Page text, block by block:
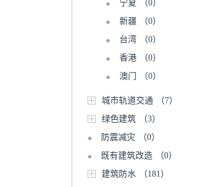
宁夏
（0）
新疆
（0）
台湾
（0）
香港
（0）
澳门
（0）
城市轨道交通
（7）
绿色建筑
（3）
防震减灾
（0）
既有建筑改造
（0）
建筑防水
（181）